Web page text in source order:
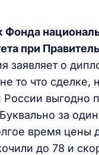
при
заявляет о
то что сделке,
выгодно
за
время цены
до 78 и